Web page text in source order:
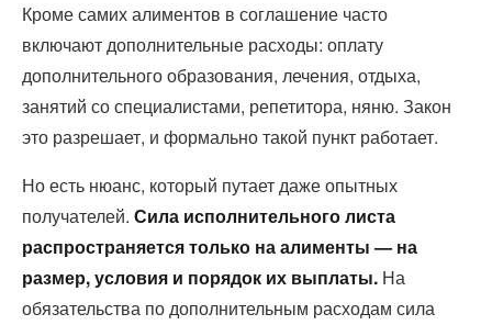
Кроме самих алиментов в соглашение часто
включают дополнительные расходы: оплату
дополнительного образования, лечения, отдыха,
занятий со специалистами, репетитора, няню. Закон
это разрешает, и формально такой пункт работает.
Но есть нюанс, который путает даже опытных
получателей. Сила исполнительного листа
распространяется только на алименты — на
размер, условия и порядок их выплаты. На
обязательства по дополнительным расходам сила